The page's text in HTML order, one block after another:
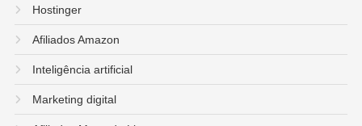
Hostinger
Afiliados Amazon
Inteligência artificial
Marketing digital